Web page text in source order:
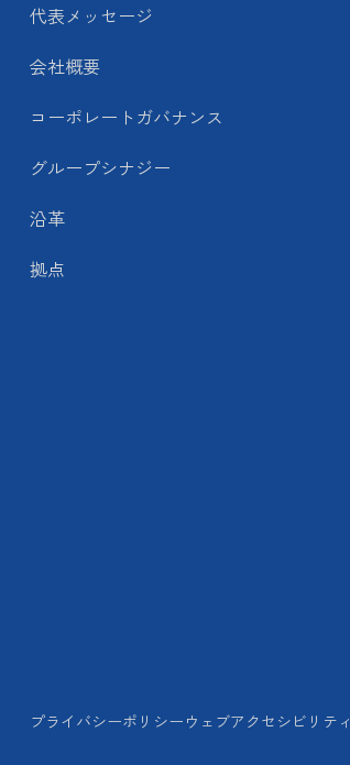
代表メッセージ
会社概要
コーポレートガバナンス
グループシナジー
沿革
拠点
プライバシーポリシー ウェブアクセシビリテ